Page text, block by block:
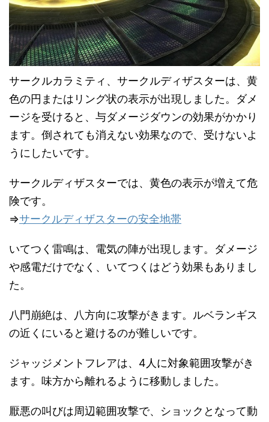
サークルカラミティ、サークルディザスターは、黄
色の円またはリング状の表示が出現しました。ダメ
ージを受けると、与ダメージダウンの効果がかかり
ます。倒されても消えない効果なので、受けないよ
うにしたいです。
サークルディザスターでは、黄色の表示が増えて危
険です。
⇒サークルディザスターの安全地帯
いてつく雷鳴は、電気の陣が出現します。ダメージ
や感電だけでなく、いてつくはどう効果もありまし
た。
八門崩絶は、八方向に攻撃がきます。ルベランギス
の近くにいると避けるのが難しいです。
ジャッジメントフレアは、4人に対象範囲攻撃がき
ます。味方から離れるように移動しました。
厭悪の叫びは周辺範囲攻撃で、ショックとなって動